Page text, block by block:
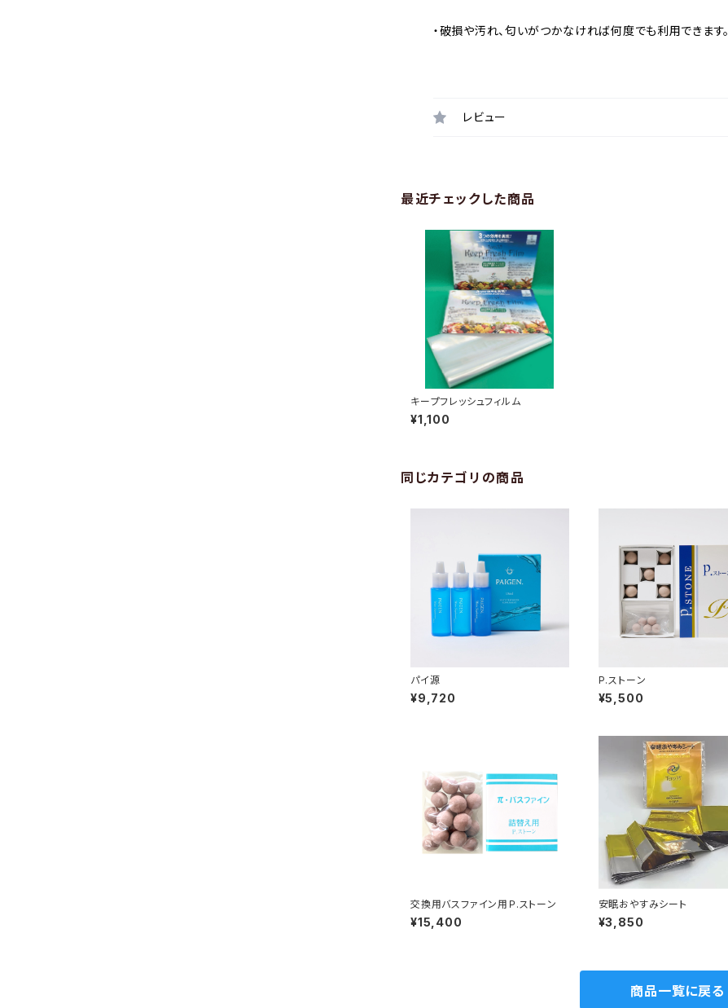
・破損や汚れ、匂いがつかなければ何度でも利用できます。
レビュー
最近チェックした商品
キープフレッシュフィルム
¥1,100
同じカテゴリの商品
パイ源
¥9,720
P.ストーン
¥5,500
交換用バスファイン用Ｐ.ストーン
¥15,400
安眠おやすみシート
¥3,850
商品一覧に戻る